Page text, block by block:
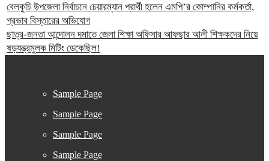
বেলকুচি উপজেলা নির্বাচনে চেয়ারম্যান প্রার্থী হলেন এমপি’র কোম্পানির কর্মকর্তা,
প্রভাব বিস্তারের অভিযোগ
ছাত্র-জনতা আন্দোলন দমাতে জেলা শিক্ষা অফিসার আফছার আলী শিক্ষকদের নিয়ে
ষড়যন্ত্রমুলক মিটিং ডেকেছিল!
Sample Page
Sample Page
Sample Page
Sample Page